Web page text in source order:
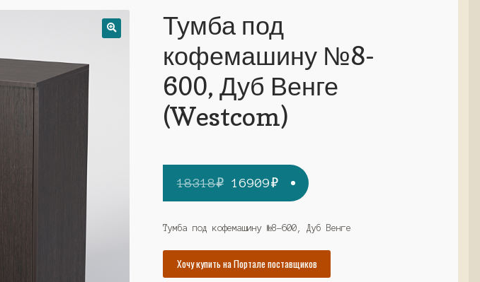
Тумба под
кофемашину №8-
600, Дуб Венге
(Westcom)
18318₽ Первоначальная
цена
составляла
18318₽.
16909₽Текущая
цена:
16909₽.
Тумба под кофемашину №8-600, Дуб Венге
Хочу купить на Портале поставщиков